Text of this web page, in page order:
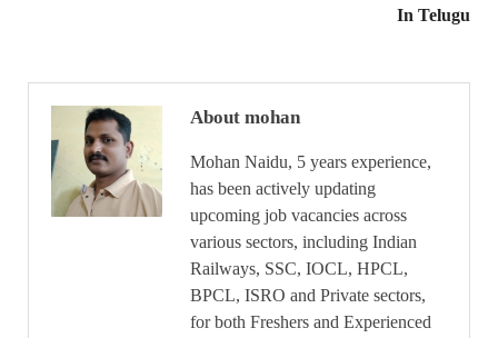
In Telugu
About mohan
Mohan Naidu, 5 years experience,
has been actively updating
upcoming job vacancies across
various sectors, including Indian
Railways, SSC, IOCL, HPCL,
BPCL, ISRO and Private sectors,
for both Freshers and Experienced